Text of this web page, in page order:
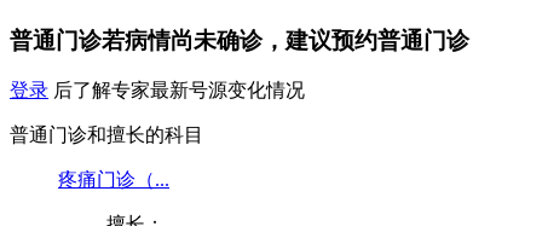
普通门诊若病情尚未确诊，建议预约普通门诊
登录 后了解专家最新号源变化情况
普通门诊和擅长的科目
疼痛门诊（...